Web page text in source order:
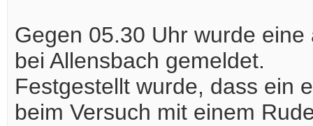
Gegen 05.30 Uhr wurde
bei Allensbach gemeldet.
Festgestellt wurde, dass ein
beim Versuch mit einem